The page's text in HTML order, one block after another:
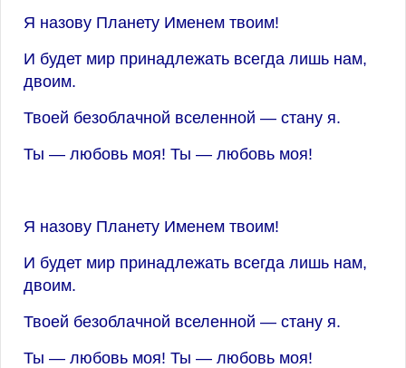
Я назову Планету Именем твоим!
И будет мир принадлежать всегда лишь нам,
двоим.
Твоей безоблачной вселенной — стану я.
Ты — любовь моя! Ты — любовь моя!
Я назову Планету Именем твоим!
И будет мир принадлежать всегда лишь нам,
двоим.
Твоей безоблачной вселенной — стану я.
Ты — любовь моя! Ты — любовь моя!